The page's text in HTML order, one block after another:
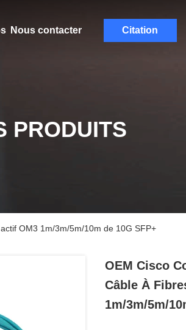
Nous contacter Citation
PRODUITS
OM3 1m/3m/5m/10m de 10G SFP+
OEM Cisco
Câble À
1m/3m/5m/